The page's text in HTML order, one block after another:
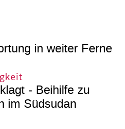
in weiter Ferne
- Beihilfe zu
im Südsudan